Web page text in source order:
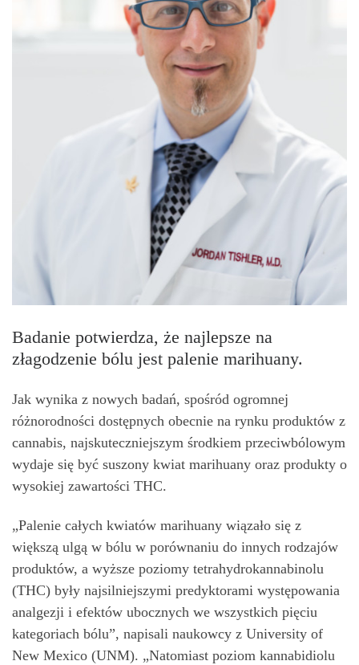
Badanie potwierdza, że najlepsze na
złagodzenie bólu jest palenie marihuany.
Jak wynika z nowych badań, spośród ogromnej
różnorodności dostępnych obecnie na rynku produktów z
cannabis, najskuteczniejszym środkiem przeciwbólowym
wydaje się być suszony kwiat marihuany oraz produkty o
wysokiej zawartości THC.
„Palenie całych kwiatów marihuany wiązało się z
większą ulgą w bólu w porównaniu do innych rodzajów
produktów, a wyższe poziomy tetrahydrokannabinolu
(THC) były najsilniejszymi predyktorami występowania
analgezji i efektów ubocznych we wszystkich pięciu
kategoriach bólu”, napisali naukowcy z University of
New Mexico (UNM). „Natomiast poziom kannabidiolu